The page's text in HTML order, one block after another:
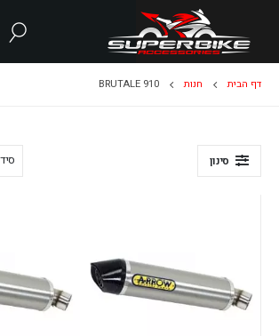
דף הבית חנות BRUTALE 910
סינון